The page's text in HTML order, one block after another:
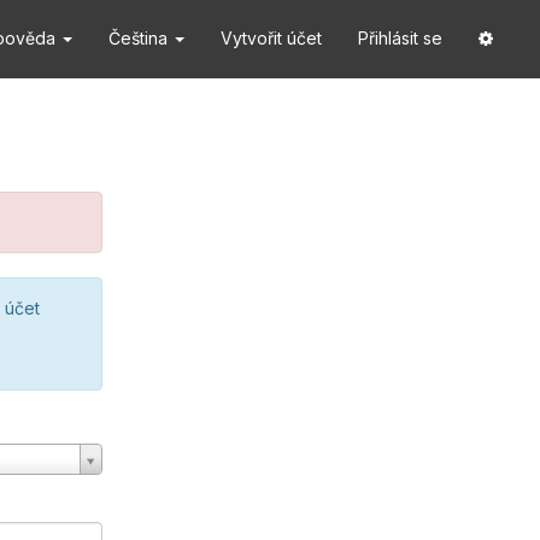
Čeština Vytvořit účet Přihlásit se
účet